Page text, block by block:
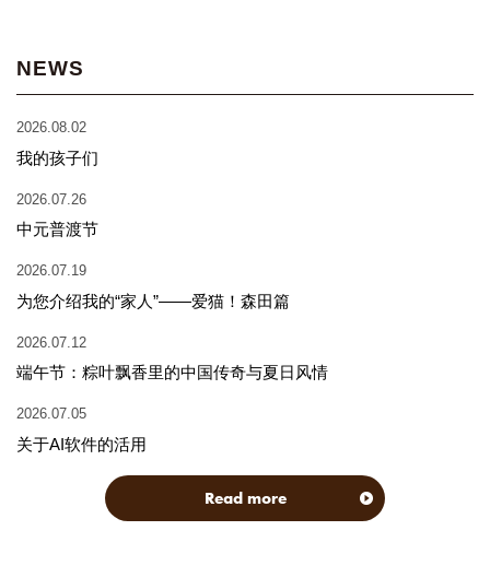
NEWS
2026.08.02
我的孩子们
2026.07.26
中元普渡节
2026.07.19
为您介绍我的“家人”——爱猫！森田篇
2026.07.12
端午节：粽叶飘香里的中国传奇与夏日风情
2026.07.05
关于AI软件的活用
Read more